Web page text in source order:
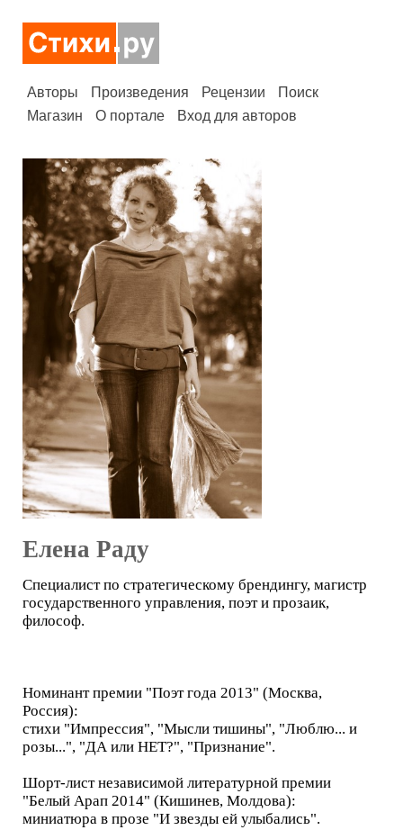
Авторы Произведения Рецензии
Поиск
Магазин
О портале Вход для авторов
Елена Раду
Специалист по стратегическому брендингу, магистр
государственного управления, поэт и прозаик,
философ.
Номинант премии "Поэт года 2013" (Москва,
Россия):
стихи "Импрессия", "Мысли тишины", "Люблю... и
розы...", "ДА или НЕТ?", "Признание".
Шорт-лист независимой литературной премии
"Белый Арап 2014" (Кишинев, Молдова):
миниатюра в прозе "И звезды ей улыбались".